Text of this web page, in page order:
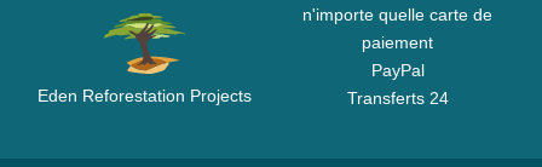
Eden Reforestation Projects
n'importe quelle carte de
paiement
PayPal
Transferts 24